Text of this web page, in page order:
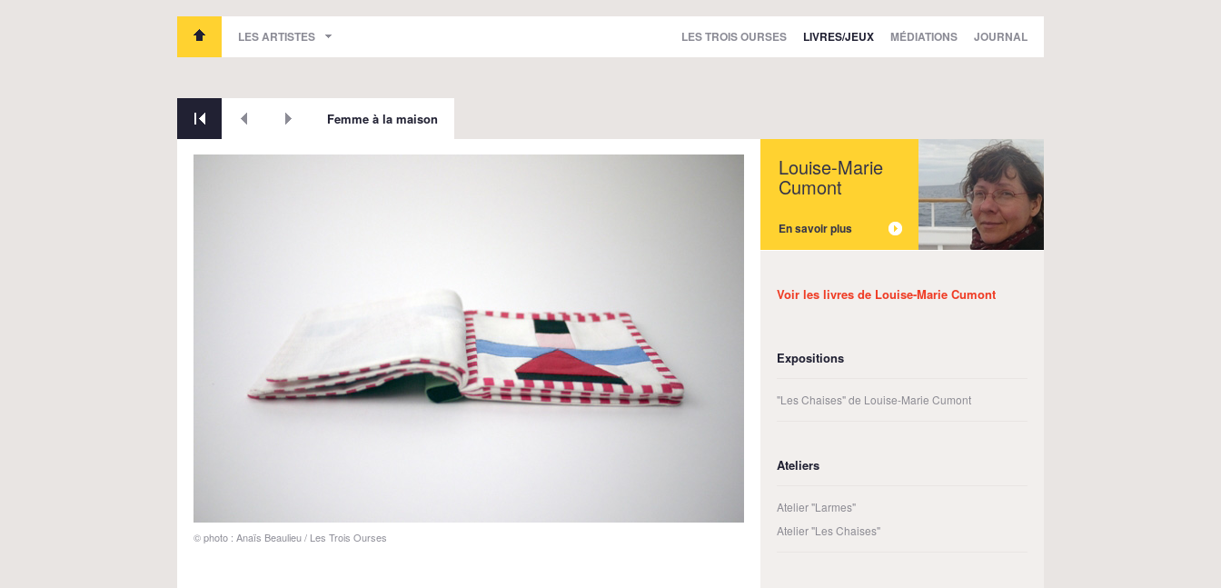
LES ARTISTES LES TROIS OURSES LIVRES/JEUX MÉDIATIONS JOURNAL
Femme à la maison
© photo : Anaïs Beaulieu / Les Trois Ourses
Louise-Marie
Cumont
En savoir plus
Voir les livres de Louise-Marie Cumont
Expositions
"Les Chaises" de Louise-Marie Cumont
Ateliers
Atelier "Larmes"
Atelier "Les Chaises"